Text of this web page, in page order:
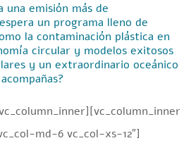
una emisión más de
un programa lleno de
la contaminación plástica en
circular y modelos exitosos
y un extraordinario oceánico
md-6 vc_col-xs-12″]